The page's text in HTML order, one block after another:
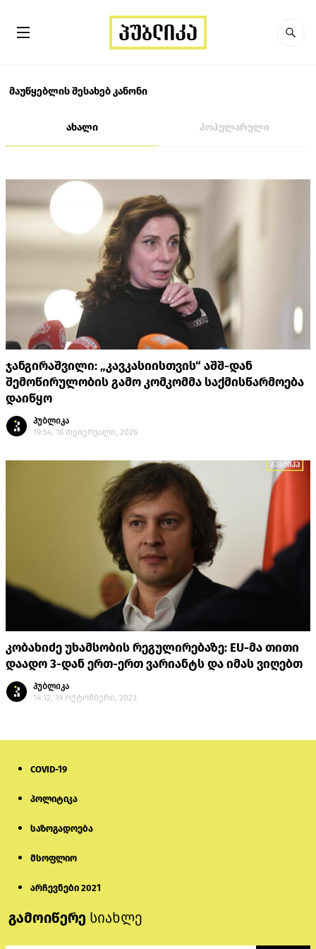
მაუწყებლის შესახებ კანონი
ახალი პოპულარული
ჯანგირაშვილი: „კავკასიისთვის“ აშშ-დან
შემოწირულობის გამო კომკომმა საქმისწარმოება
დაიწყო
პუბლიკა
19:54, 16 თებერვალი, 2026
კობახიძე უხამსობის რეგულირებაზე: EU-მა თითი
დაადო 3-დან ერთ-ერთ ვარიანტს და იმას ვიღებთ
პუბლიკა
14:12, 19 ოქტომბერი, 2023
COVID-19
პოლიტიკა
საზოგადოება
მსოფლიო
არჩევნები 2021
გამოიწერე სიახლე